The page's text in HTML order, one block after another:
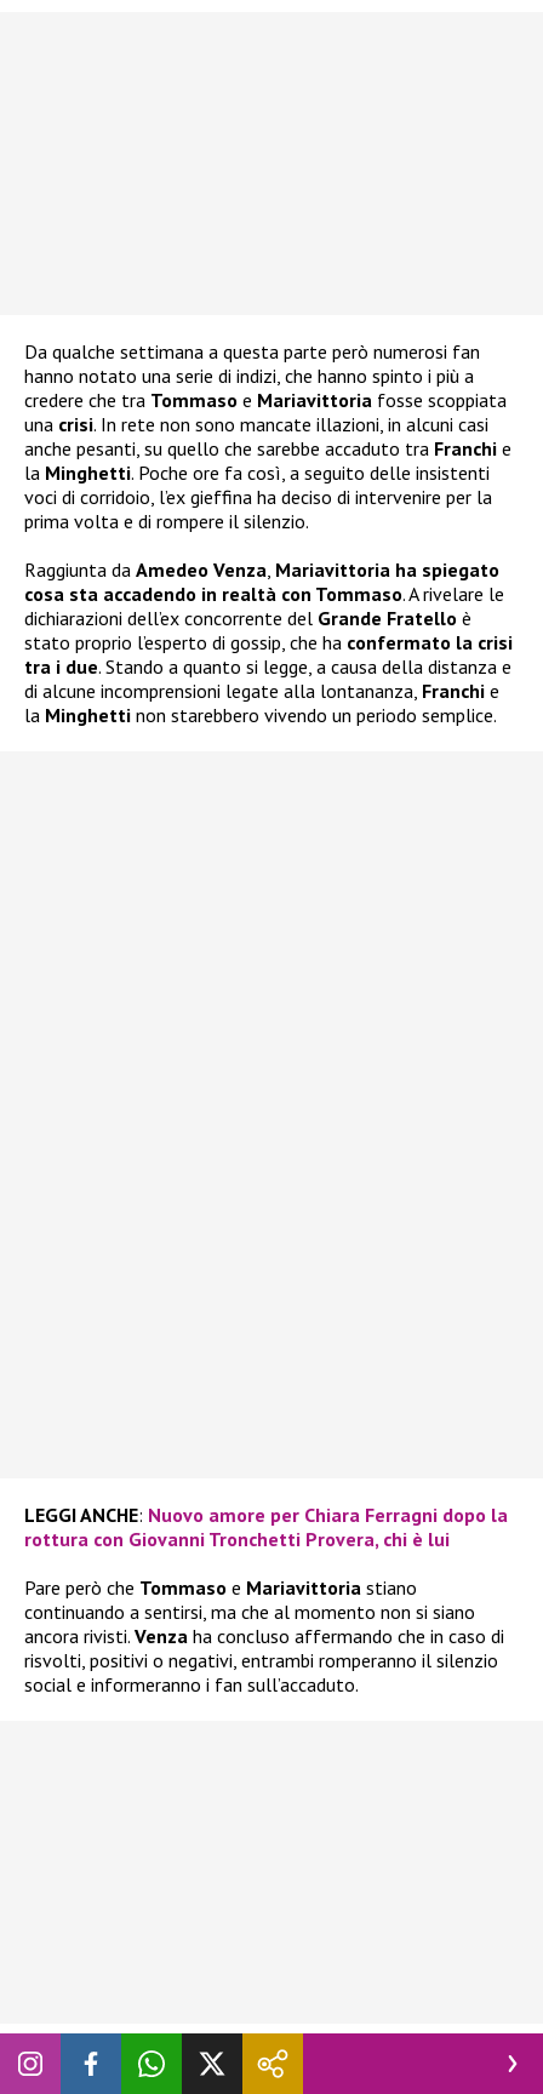
Da qualche settimana a questa parte però numerosi fan
hanno notato una serie di indizi, che hanno spinto i più a
credere che tra Tommaso e Mariavittoria fosse scoppiata
una crisi. In rete non sono mancate illazioni, in alcuni casi
anche pesanti, su quello che sarebbe accaduto tra Franchi e
la Minghetti. Poche ore fa così, a seguito delle insistenti
voci di corridoio, l’ex gieffina ha deciso di intervenire per la
prima volta e di rompere il silenzio.
Raggiunta da Amedeo Venza, Mariavittoria ha spiegato
cosa sta accadendo in realtà con Tommaso. A rivelare le
dichiarazioni dell’ex concorrente del Grande Fratello è
stato proprio l’esperto di gossip, che ha confermato la crisi
tra i due. Stando a quanto si legge, a causa della distanza e
di alcune incomprensioni legate alla lontananza, Franchi e
la Minghetti non starebbero vivendo un periodo semplice.
LEGGI ANCHE: Nuovo amore per Chiara Ferragni dopo la
rottura con Giovanni Tronchetti Provera, chi è lui
Pare però che Tommaso e Mariavittoria stiano
continuando a sentirsi, ma che al momento non si siano
ancora rivisti. Venza ha concluso affermando che in caso di
risvolti, positivi o negativi, entrambi romperanno il silenzio
social e informeranno i fan sull’accaduto.
SeguiteNovella 2000anche
,Instagram